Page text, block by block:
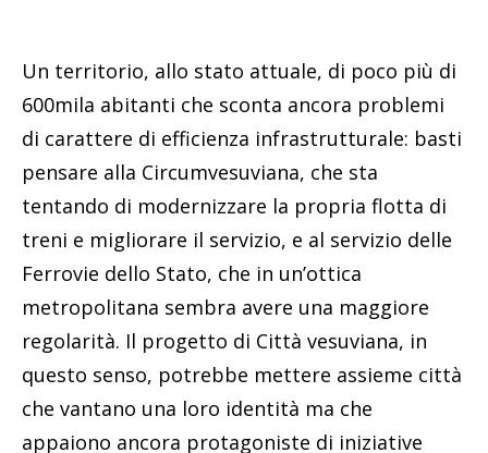
Un territorio, allo stato attuale, di poco più di
600mila abitanti che sconta ancora problemi
di carattere di efficienza infrastrutturale: basti
pensare alla Circumvesuviana, che sta
tentando di modernizzare la propria flotta di
treni e migliorare il servizio, e al servizio delle
Ferrovie dello Stato, che in un’ottica
metropolitana sembra avere una maggiore
regolarità. Il progetto di Città vesuviana, in
questo senso, potrebbe mettere assieme città
che vantano una loro identità ma che
appaiono ancora protagoniste di iniziative